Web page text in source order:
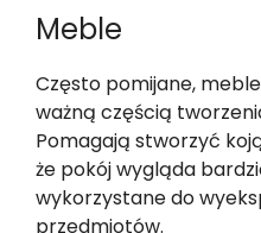
Meble
Często pomijane,
ważną częścią
Pomagają stworzyć
że pokój wygląda
wykorzystane do
przedmiotów.